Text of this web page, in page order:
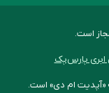
است.
ابری پارس‌پک
«آپدیت ام دی» است.